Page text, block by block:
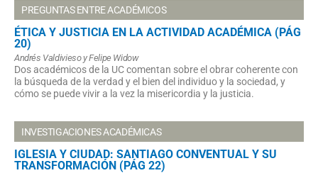
PREGUNTAS ENTRE ACADÉMICOS
ÉTICA Y JUSTICIA EN LA ACTIVIDAD ACADÉMICA (PÁG
20)
Andrés Valdivieso y Felipe Widow
Dos académicos de la UC comentan sobre el obrar coherente con
la búsqueda de la verdad y el bien del individuo y la sociedad, y
cómo se puede vivir a la vez la misericordia y la justicia.
INVESTIGACIONES ACADÉMICAS
IGLESIA Y CIUDAD: SANTIAGO CONVENTUAL Y SU
TRANSFORMACIÓN (PÁG 22)